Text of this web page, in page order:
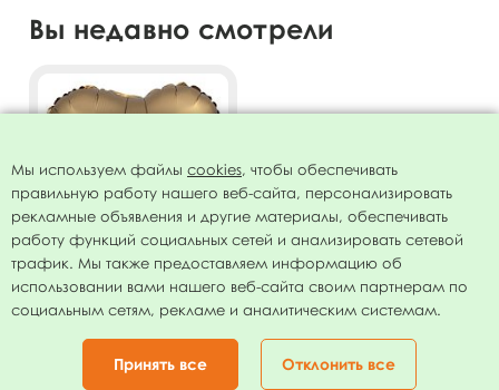
Вы недавно смотрели
AU Сердце Мистик Золото
19"/50см
48.00руб.
Мы используем файлы cookies, чтобы обеспечивать
правильную работу нашего веб-сайта, персонализировать
рекламные объявления и другие материалы, обеспечивать
работу функций социальных сетей и анализировать сетевой
трафик. Мы также предоставляем информацию об
использовании вами нашего веб-сайта своим партнерам по
социальным сетям, рекламе и аналитическим системам.
Принять все Отклонить все